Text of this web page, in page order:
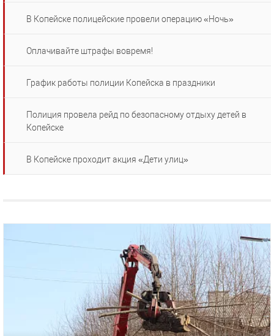
В Копейске полицейские провели операцию «Ночь»
Оплачивайте штрафы вовремя!
График работы полиции Копейска в праздники
Полиция провела рейд по безопасному отдыху детей в
Копейске
В Копейске проходит акция «Дети улиц»